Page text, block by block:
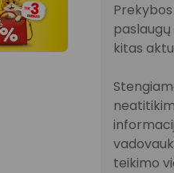
kitas
teikimo